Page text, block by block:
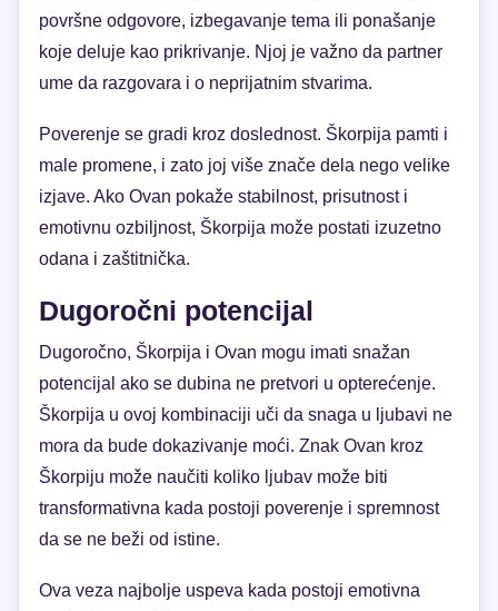
površne odgovore, izbegavanje tema ili ponašanje
koje deluje kao prikrivanje. Njoj je važno da partner
ume da razgovara i o neprijatnim stvarima.
Poverenje se gradi kroz doslednost. Škorpija pamti i
male promene, i zato joj više znače dela nego velike
izjave. Ako Ovan pokaže stabilnost, prisutnost i
emotivnu ozbiljnost, Škorpija može postati izuzetno
odana i zaštitnička.
Dugoročni potencijal
Dugoročno, Škorpija i Ovan mogu imati snažan
potencijal ako se dubina ne pretvori u opterećenje.
Škorpija u ovoj kombinaciji uči da snaga u ljubavi ne
mora da bude dokazivanje moći. Znak Ovan kroz
Škorpiju može naučiti koliko ljubav može biti
transformativna kada postoji poverenje i spremnost
da se ne beži od istine.
Ova veza najbolje uspeva kada postoji emotivna